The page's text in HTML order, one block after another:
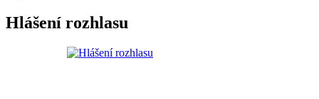
Hlášení rozhlasu